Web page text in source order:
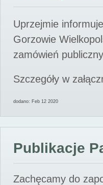
Uprzejmie
Gorzowie
zamówień
Szczegóły w
dodano: Feb 12 2020
Publikacje
Zachęcamy do